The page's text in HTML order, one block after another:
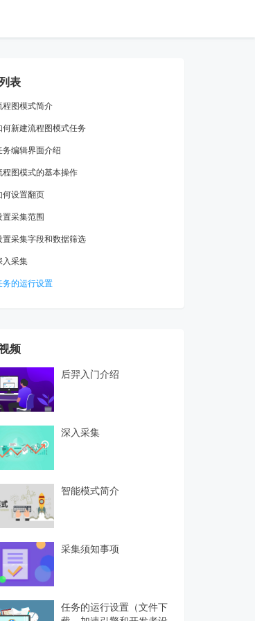
表
程图模式简介
何新建流程图模式任务
务编辑界面介绍
程图模式的基本操作
何设置翻页
置采集范围
置采集字段和数据筛选
入采集
务的运行设置
频
后羿入门介绍
深入采集
智能模式简介
采集须知事项
任务的运行设置（文件下